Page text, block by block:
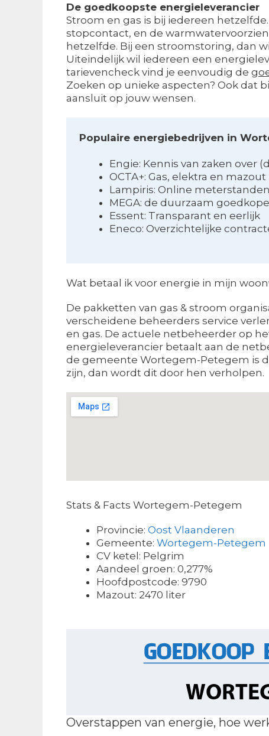
De goedkoopste energieleverancier
Stroom en gas is bij iedereen
stopcontact, en de
hetzelfde. Bij een stroomstoring, dan
Uiteindelijk wil iedereen een
tarievencheck vind je eenvoudig de
Zoeken op unieke aspecten? Ook dat
aansluit op jouw wensen.
Populaire energiebedrijven in
Engie: Kennis van zaken over
OCTA+: Gas, elektra en mazout
Lampiris: Online
MEGA: de duurzaam
Essent: Transparant en eerlijk
Eneco: Overzichtelijke
Wat betaal ik voor energie in mijn
De pakketten van gas & stroom
verscheidene beheerders service
en gas. De actuele netbeheerder op
energieleverancier betaalt aan de
de gemeente Wortegem-Petegem is
zijn, dan wordt dit door hen verholpen.
Stats & Facts Wortegem-Petegem
Provincie: Oost Vlaanderen
Gemeente: Wortegem-Petegem
CV ketel: Pelgrim
Aandeel groen: 0,277%
Hoofdpostcode: 9790
Mazout: 2470 liter
Overstappen van energie, hoe